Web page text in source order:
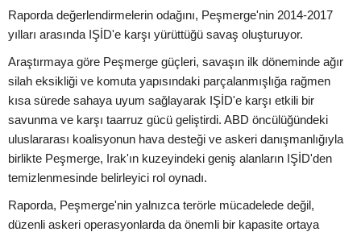
Raporda değerlendirmelerin odağını, Peşmerge'nin 2014-2017
yılları arasında IŞİD'e karşı yürüttüğü savaş oluşturuyor.
Araştırmaya göre Peşmerge güçleri, savaşın ilk döneminde ağır
silah eksikliği ve komuta yapısındaki parçalanmışlığa rağmen
kısa sürede sahaya uyum sağlayarak IŞİD'e karşı etkili bir
savunma ve karşı taarruz gücü geliştirdi. ABD öncülüğündeki
uluslararası koalisyonun hava desteği ve askeri danışmanlığıyla
birlikte Peşmerge, Irak'ın kuzeyindeki geniş alanların IŞİD'den
temizlenmesinde belirleyici rol oynadı.
Raporda, Peşmerge'nin yalnızca terörle mücadelede değil,
düzenli askeri operasyonlarda da önemli bir kapasite ortaya